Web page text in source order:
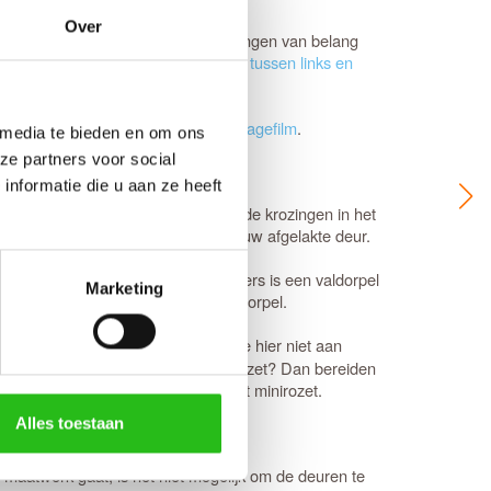
Over
te bieden en om ons
partners voor social
die u aan ze heeft
Marketing
Alles toestaan
Het is voor beide uitvoeringen van belang
worden en is dekeuze tussen links en
Bekijk deSvedex montagefilm.
scharnieren vallen wel in de krozingen in het
beschadigingen aan de nieuw afgelakte deur.
tochtvrij sluit. Voor slaapkamers is een valdorpel
bij de keuze voor een tochtvaldorpel.
kwalitatief uitstekend is, ben je hier niet aan
een standaard rond of vierkant rozet? Dan bereiden
origineelSvedex deurbeslagmet minirozet.
gaat, is het niet mogelijk om de deuren te